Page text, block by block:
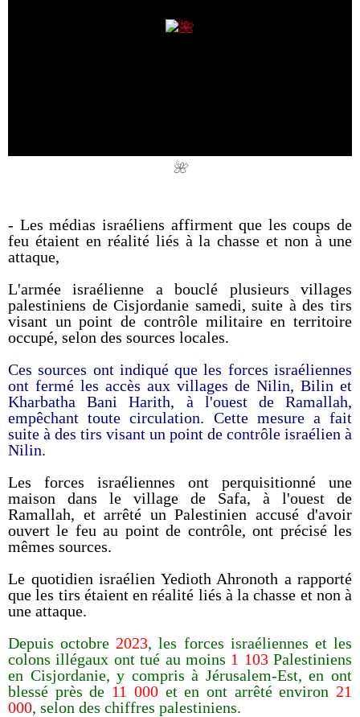
🌺
- Les médias israéliens affirment que les coups de
feu étaient en réalité liés à la chasse et non à une
attaque,
L'armée israélienne a bouclé plusieurs villages
palestiniens de Cisjordanie samedi, suite à des tirs
visant un point de contrôle militaire en territoire
occupé, selon des sources locales.
Ces sources ont indiqué que les forces israéliennes
ont fermé les accès aux villages de Nilin, Bilin et
Kharbatha Bani Harith, à l'ouest de Ramallah,
empêchant toute circulation. Cette mesure a fait
suite à des tirs visant un point de contrôle israélien à
Nilin.
Les forces israéliennes ont perquisitionné une
maison dans le village de Safa, à l'ouest de
Ramallah, et arrêté un Palestinien accusé d'avoir
ouvert le feu au point de contrôle, ont précisé les
mêmes sources.
Le quotidien israélien Yedioth Ahronoth a rapporté
que les tirs étaient en réalité liés à la chasse et non à
une attaque.
Depuis octobre 2023, les forces israéliennes et les
colons illégaux ont tué au moins 1 103 Palestiniens
en Cisjordanie, y compris à Jérusalem-Est, en ont
blessé près de 11 000et en ont arrêté environ 21
000, selon des chiffres palestiniens.